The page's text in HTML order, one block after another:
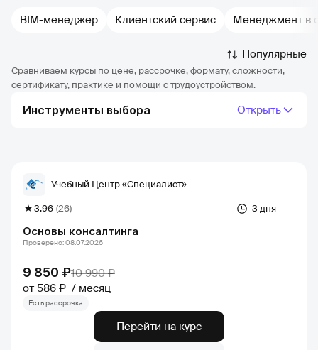
BIM-менеджер Клиентский сервис Менеджмент в
Популярные
Сравниваем курсы по цене, рассрочке, формату, сложности,
сертификату, практике и помощи с трудоустройством.
Инструменты выбора Открыть
Основы консалтинга
3 дня
3.96 (26)
Учебный Центр «Специалист»
9 850 ₽10 990 ₽
от 586 ₽
месяц
Проверено: 08.07.2026
Есть рассрочка
Перейти на курс